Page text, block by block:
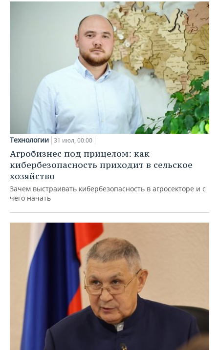
Технологии 31 июл, 00:00
Агробизнес под прицелом: как
кибербезопасность приходит в сельское
хозяйство
Зачем выстраивать кибербезопасность в агросекторе и с
чего начать